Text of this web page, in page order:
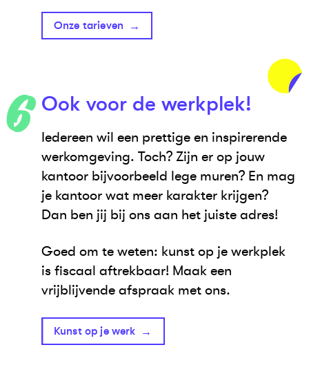
Onze tarieven
Ook voor de werkplek!
Iedereen wil een prettige en inspirerende
werkomgeving. Toch? Zijn er op jouw
kantoor bijvoorbeeld lege muren? En mag
je kantoor wat meer karakter krijgen?
Dan ben jij bij ons aan het juiste adres!
Goed om te weten: kunst op je werkplek
is fiscaal aftrekbaar! Maak een
vrijblijvende afspraak met ons.
Kunst op je werk